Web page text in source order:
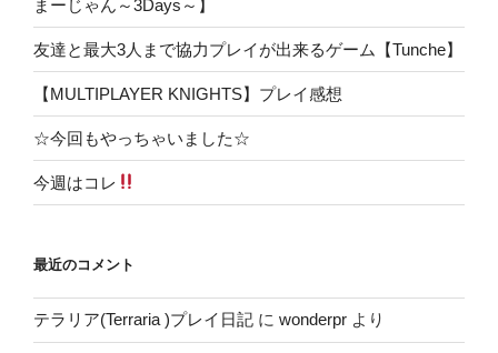
まーじゃん～3Days～】
友達と最大3人まで協力プレイが出来るゲーム【Tunche】
【MULTIPLAYER KNIGHTS】プレイ感想
☆今回もやっちゃいました☆
今週はコレ
最近のコメント
テラリア(Terraria )プレイ日記 に wonderpr より